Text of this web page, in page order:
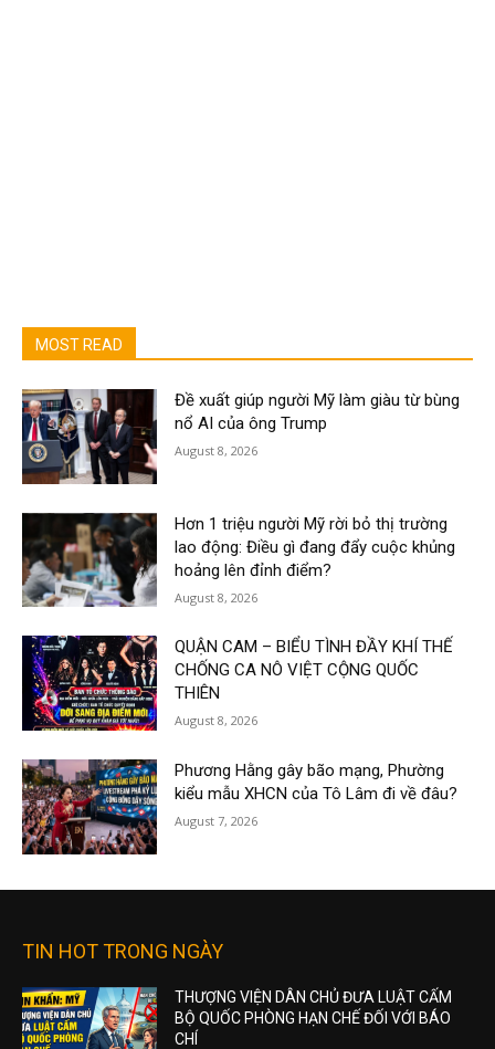
MOST READ
Đề xuất giúp người Mỹ làm giàu từ bùng
nổ AI của ông Trump
August 8, 2026
Hơn 1 triệu người Mỹ rời bỏ thị trường
lao động: Điều gì đang đẩy cuộc khủng
hoảng lên đỉnh điểm?
August 8, 2026
QUẬN CAM – BIỂU TÌNH ĐẦY KHÍ THẾ
CHỐNG CA NÔ VIỆT CỘNG QUỐC
THIÊN
August 8, 2026
Phương Hằng gây bão mạng, Phường
kiểu mẫu XHCN của Tô Lâm đi về đâu?
August 7, 2026
TIN HOT TRONG NGÀY
THƯỢNG VIỆN DÂN CHỦ ĐƯA LUẬT CẤM
BỘ QUỐC PHÒNG HẠN CHẾ ĐỐI VỚI BÁO
CHÍ